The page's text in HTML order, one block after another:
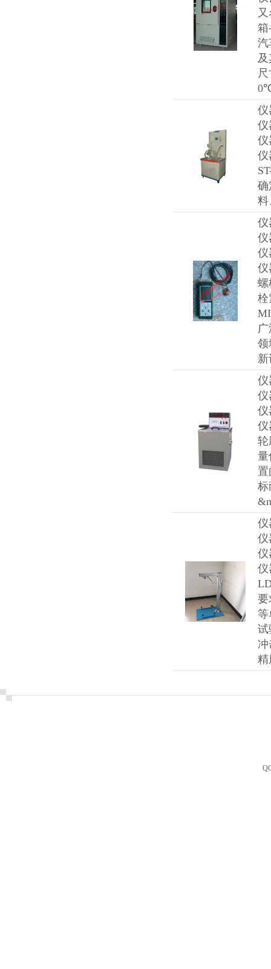
箱
汽
仪
仪
仪
仪
确
料
仪
仪
仪
仪
螺
栓
领
仪
仪
仪
仪
轮
量
置
仪
仪
仪
仪
要
等
试
冲
精